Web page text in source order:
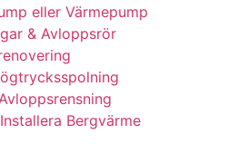
eller Värmepump
& Avloppsrör
Bergvärme